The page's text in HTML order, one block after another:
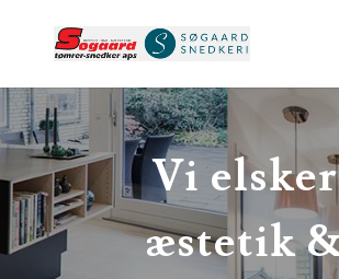
Vi elsker
æstetik